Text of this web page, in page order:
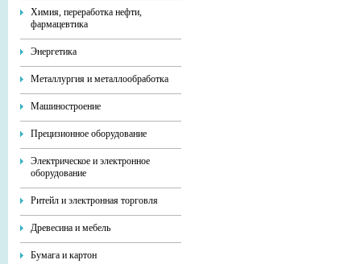
Химия, переработка нефти,
фармацевтика
Энергетика
Металлургия и металлообработка
Машиностроение
Прецизионное оборудование
Электрическое и электронное
оборудование
Ритейл и электронная торговля
Древесина и мебель
Бумага и картон